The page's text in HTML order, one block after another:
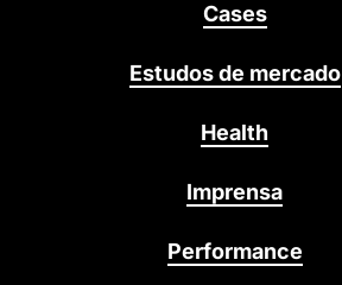
Cases
Estudos de mercado
Health
Imprensa
Performance